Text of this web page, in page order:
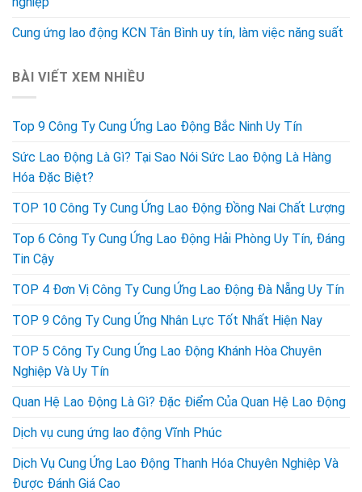
Cung ứng lao động KCN Tân Bình uy tín, làm việc năng suất
BÀI VIẾT XEM NHIỀU
Top 9 Công Ty Cung Ứng Lao Động Bắc Ninh Uy Tín
Sức Lao Động Là Gì? Tại Sao Nói Sức Lao Động Là Hàng
Hóa Đặc Biệt?
TOP 10 Công Ty Cung Ứng Lao Động Đồng Nai Chất Lượng
Top 6 Công Ty Cung Ứng Lao Động Hải Phòng Uy Tín, Đáng
Tin Cậy
TOP 4 Đơn Vị Công Ty Cung Ứng Lao Động Đà Nẵng Uy Tín
TOP 9 Công Ty Cung Ứng Nhân Lực Tốt Nhất Hiện Nay
TOP 5 Công Ty Cung Ứng Lao Động Khánh Hòa Chuyên
Nghiệp Và Uy Tín
Quan Hệ Lao Động Là Gì? Đặc Điểm Của Quan Hệ Lao Động
Dịch vụ cung ứng lao động Vĩnh Phúc
Dịch Vụ Cung Ứng Lao Động Thanh Hóa Chuyên Nghiệp Và
Được Đánh Giá Cao